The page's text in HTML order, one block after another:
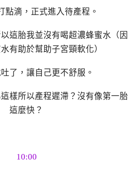
點滴，正式進入待產程。
這胎我並沒有喝超濃蜂蜜水（因
有助於幫助子宮頸軟化）
了，讓自己更不舒服。
樣所以產程遲滯？沒有像第一胎
這麼快？
10:00